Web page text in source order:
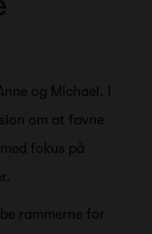
og Michael. I
om at favne
fokus på
rammerne for